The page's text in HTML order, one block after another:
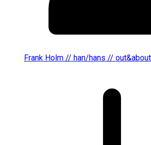
Frank Holm // han/hans // out&about